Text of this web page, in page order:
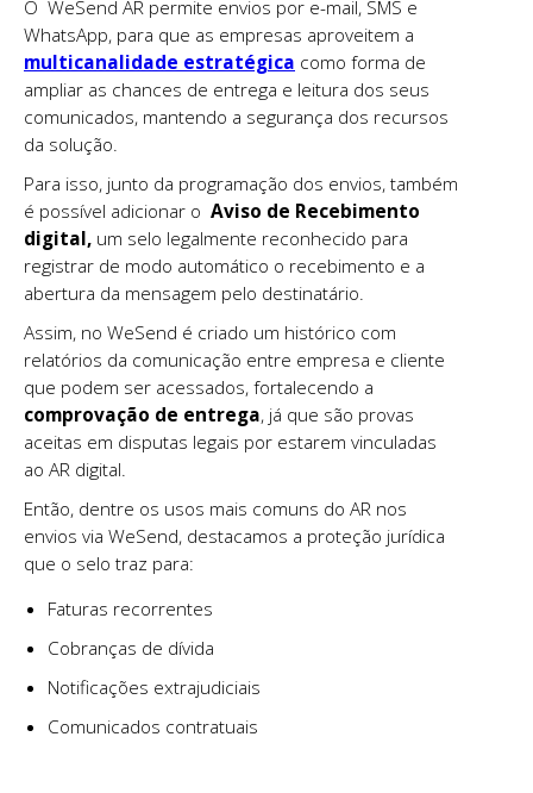
O WeSend AR permite envios por e-mail, SMS e
WhatsApp, para que as empresas aproveitem a
multicanalidade estratégica como forma de
ampliar as chances de entrega e leitura dos seus
comunicados, mantendo a segurança dos recursos
da solução.
Para isso, junto da programação dos envios, também
é possível adicionar o Aviso de Recebimento
digital, um selo legalmente reconhecido para
registrar de modo automático o recebimento e a
abertura da mensagem pelo destinatário.
Assim, no WeSend é criado um histórico com
relatórios da comunicação entre empresa e cliente
que podem ser acessados, fortalecendo a
comprovação de entrega, já que são provas
aceitas em disputas legais por estarem vinculadas
ao AR digital.
Então, dentre os usos mais comuns do AR nos
envios via WeSend, destacamos a proteção jurídica
que o selo traz para:
Faturas recorrentes
Cobranças de dívida
Notificações extrajudiciais
Comunicados contratuais